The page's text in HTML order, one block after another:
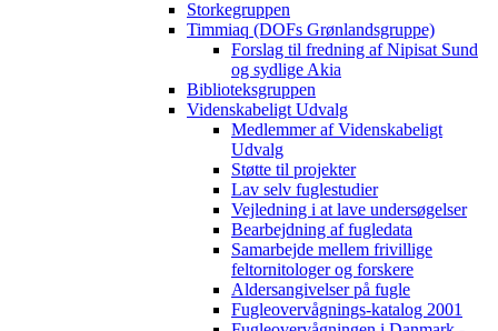
Storkegruppen
Timmiaq (DOFs Grønlandsgruppe)
Forslag til fredning af Nipisat Sund
og sydlige Akia
Biblioteksgruppen
Videnskabeligt Udvalg
Medlemmer af Videnskabeligt
Udvalg
Støtte til projekter
Lav selv fuglestudier
Vejledning i at lave undersøgelser
Bearbejdning af fugledata
Samarbejde mellem frivillige
feltornitologer og forskere
Aldersangivelser på fugle
Fugleovervågnings-katalog 2001